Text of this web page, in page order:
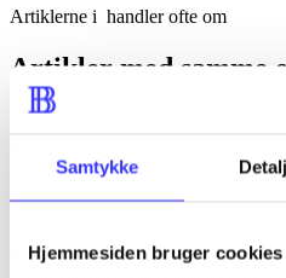
Samtykke
Hjemmesiden bruger cookies
Artiklerne i handler ofte om
Artikler med samme
Fra
Artikler
Alle registrerede artikler fordelt på